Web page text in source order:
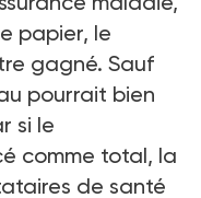
papier, le
gagné. Sauf
pourrait bien
si le
comme total, la
de santé